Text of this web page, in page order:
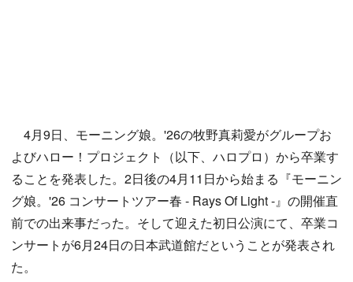
4月9日、モーニング娘。'26の牧野真莉愛がグループお
よびハロー！プロジェクト（以下、ハロプロ）から卒業す
ることを発表した。2日後の4月11日から始まる『モーニン
グ娘。'26 コンサートツアー春 - Rays Of Light -』の開催直
前での出来事だった。そして迎えた初日公演にて、卒業コ
ンサートが6月24日の日本武道館だということが発表され
た。